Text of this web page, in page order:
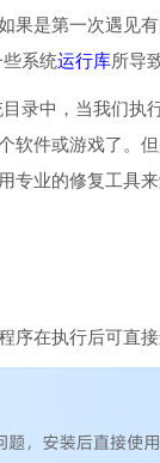
果是第一次遇见
些系统运行库所导
录中，当我们执
软件或游戏了。
业的修复工具来
序在执行后可直